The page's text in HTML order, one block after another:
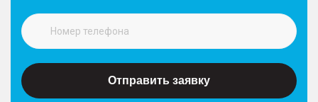
Отправить заявку